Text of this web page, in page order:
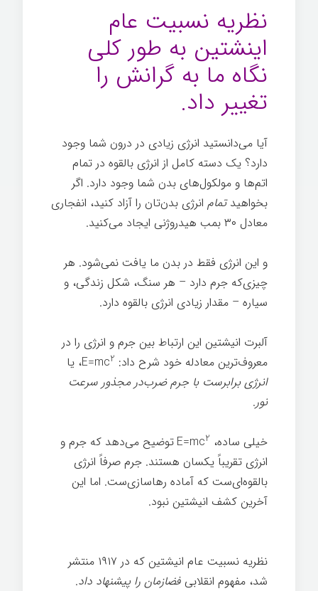
نظریه نسبیت عام
اینشتین به طور کلی
نگاه ما به گرانش را
تغییر داد.
آیا می‌دانستید انرژی زیادی در درون شما وجود
دارد؟ یک دسته کامل از انرژی بالقوه در تمام
اتم‌ها و مولکول‌های بدن شما وجود دارد. اگر
بخواهیدتمام انرژی بدن‌تان را آزاد کنید، انفجاری
معادل ۳۰ بمب هیدروژنی ایجاد می‌کنید.
و این انرژی فقط در بدن ما یافت نمی‌شود. هر
چیزی‌که جرم دارد – هر سنگ، شکل زندگی، و
سیاره – مقدار زیادی انرژی بالقوه دارد.
آلبرت انیشتین این ارتباط بین جرم و انرژی را در
معروف‌ترین معادله خود شرح داد: E=mc 2
، یا
انرژی برابرست با جرم ضرب‌در مجذور سرعت
نور.
خیلی ساده، E=mc 2
توضیح می‌دهد که جرم و
انرژی تقریباً یکسان هستند. جرم صرفاً انرژی
بالقوه‌ای‌ست که آماده رهاسازی‌ست. اما این
آخرین کشف انیشتین نبود.
نظریه نسبیت عام انیشتین که در ۱۹۱۷ منتشر
شد، مفهوم انقلابی فضازمان را پیشنهاد داد.